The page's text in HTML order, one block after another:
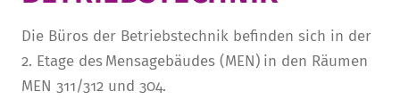
STURA
STUDIERENDENPORTAL
LADENCAFÉ
KITA
REGION UND FREIZEIT
HISTORIE
LEITUNG & MITARBEITENDE
PRESSE­INFORMATIONEN
BLOG
MEDIATHEK
Die Büros der Betriebstechnik befinden sich in der
2. Etage des Mensagebäudes (MEN) in den Räumen
MEN 311/312 und 304.